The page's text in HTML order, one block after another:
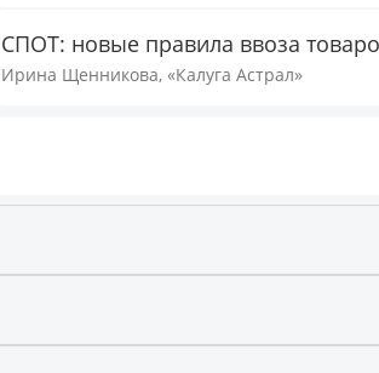
СПОТ: новые правила ввоза
Ирина Щенникова, «Калуга Астрал»